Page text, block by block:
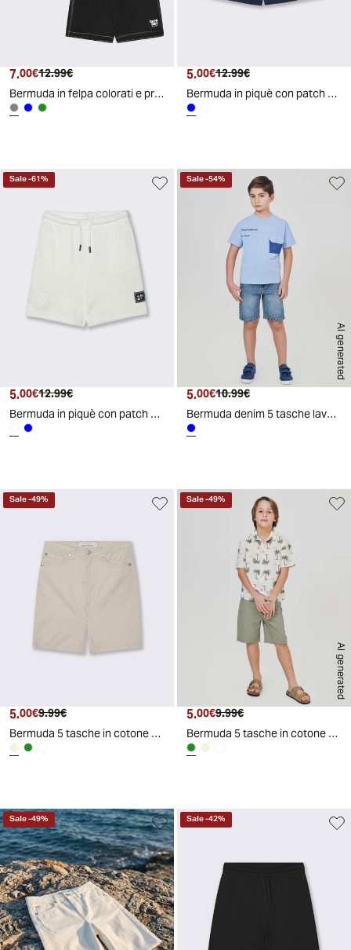
Prezzo attuale
7.00€ Prezzo originale
12.99€
Bermuda in felpa colorati e pratici - Grigio
Prezzo attuale
5.00€ Prezzo originale
12.99€
Bermuda in piquè con patch stiloso - Blu
Sale-61%
Prezzo attuale
5.00€ Prezzo originale
12.99€
Bermuda in piquè con patch stiloso - Bianco
AI generated
Sale-54%
Prezzo attuale
5.00€ Prezzo originale
10.99€
Bermuda denim 5 tasche lavaggio marble - Denim chiaro
Sale-49%
Prezzo attuale
5.00€ Prezzo originale
9.99€
Bermuda 5 tasche in cotone per ogni stile - Beige
AI generated
Sale-49%
Prezzo attuale
5.00€ Prezzo originale
9.99€
Bermuda 5 tasche in cotone per ogni stile - Verde salvia
Sale-49% Sale-42%